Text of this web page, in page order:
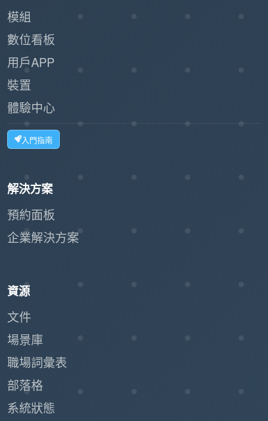
模組
數位看板
用戶APP
裝置
體驗中心
入門指南
解決方案
預約面板
企業解決方案
資源
文件
場景庫
職場詞彙表
部落格
系統狀態